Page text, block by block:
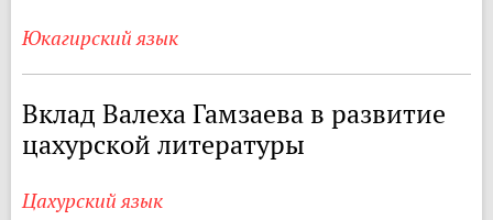
Юкагирский язык
Вклад Валеха Гамзаева в развитие
цахурской литературы
Цахурский язык